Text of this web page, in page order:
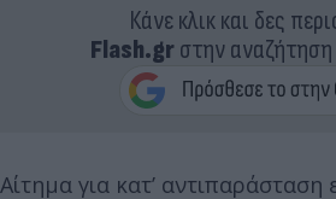
Κάνε κλικ και δες
Flash.grστην
Αίτημα για κατ’ αντιπαράσταση